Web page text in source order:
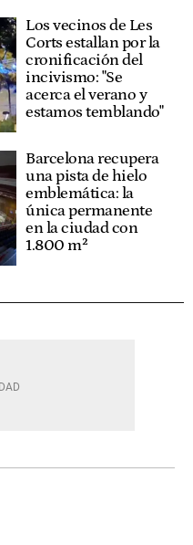
Los vecinos de Les
Corts estallan por la
cronificación del
incivismo: "Se
acerca el verano y
estamos temblando"
Barcelona recupera
una pista de hielo
emblemática: la
única permanente
en la ciudad con
1.800 m²